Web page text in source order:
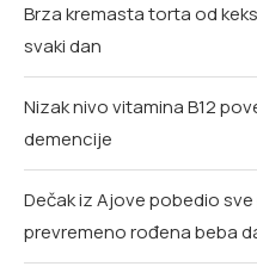
Brza kremasta torta od
svaki dan
Nizak nivo vitamina B12
demencije
Dečak iz Ajove pobedio
prevremeno rođena beba